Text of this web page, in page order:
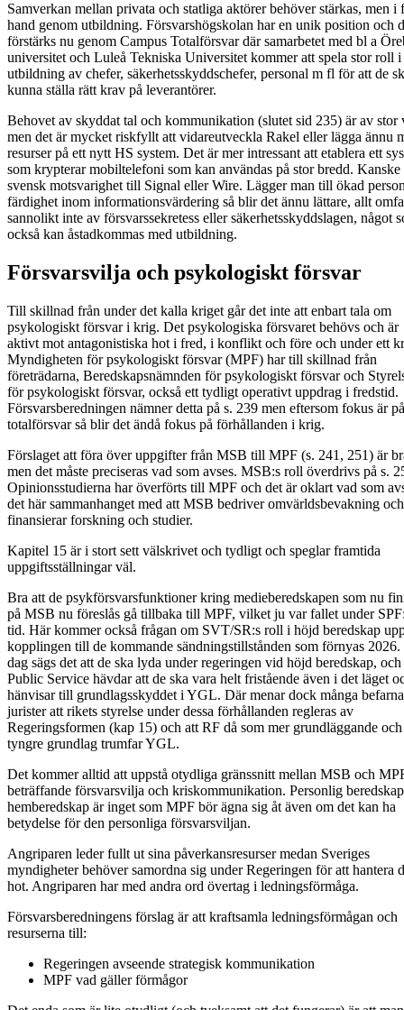
Samverkan mellan privata och statliga aktörer behöver stärkas, men i
hand genom utbildning. Försvarshögskolan har en unik position och
förstärks nu genom Campus Totalförsvar där samarbetet med bl a
universitet och Luleå Tekniska Universitet kommer att spela stor roll i
utbildning av chefer, säkerhetsskyddschefer, personal m fl för att de
kunna ställa rätt krav på leverantörer.
Behovet av skyddat tal och kommunikation (slutet sid 235) är av stor
men det är mycket riskfyllt att vidareutveckla Rakel eller lägga ännu
resurser på ett nytt HS system. Det är mer intressant att etablera ett
som krypterar mobiltelefoni som kan användas på stor bredd. Kanske
svensk motsvarighet till Signal eller Wire. Lägger man till ökad
färdighet inom informationsvärdering så blir det ännu lättare, allt
sannolikt inte av försvarssekretess eller säkerhetsskyddslagen, något
också kan åstadkommas med utbildning.
Försvarsvilja och psykologiskt försvar
Till skillnad från under det kalla kriget går det inte att enbart tala om
psykologiskt försvar i krig. Det psykologiska försvaret behövs och är
aktivt mot antagonistiska hot i fred, i konflikt och före och under ett
Myndigheten för psykologiskt försvar (MPF) har till skillnad från
företrädarna, Beredskapsnämnden för psykologiskt försvar och
för psykologiskt försvar, också ett tydligt operativt uppdrag i fredstid.
Försvarsberedningen nämner detta på s. 239 men eftersom fokus är på
totalförsvar så blir det ändå fokus på förhållanden i krig.
Förslaget att föra över uppgifter från MSB till MPF (s. 241, 251) är
men det måste preciseras vad som avses. MSB:s roll överdrivs på s.
Opinionsstudierna har överförts till MPF och det är oklart vad som
det här sammanhanget med att MSB bedriver omvärldsbevakning och
finansierar forskning och studier.
Kapitel 15 är i stort sett välskrivet och tydligt och speglar framtida
uppgiftsställningar väl.
Bra att de psykförsvarsfunktioner kring medieberedskapen som nu
på MSB nu föreslås gå tillbaka till MPF, vilket ju var fallet under
tid. Här kommer också frågan om SVT/SR:s roll i höjd beredskap
kopplingen till de kommande sändningstillstånden som förnyas 2026.
dag sägs det att de ska lyda under regeringen vid höjd beredskap, och
Public Service hävdar att de ska vara helt fristående även i det läget
hänvisar till grundlagsskyddet i YGL. Där menar dock många befarna
jurister att rikets styrelse under dessa förhållanden regleras av
Regeringsformen (kap 15) och att RF då som mer grundläggande och
tyngre grundlag trumfar YGL.
Det kommer alltid att uppstå otydliga gränssnitt mellan MSB och
beträffande försvarsvilja och kriskommunikation. Personlig
hemberedskap är inget som MPF bör ägna sig åt även om det kan ha
betydelse för den personliga försvarsviljan.
Angriparen leder fullt ut sina påverkansresurser medan Sveriges
myndigheter behöver samordna sig under Regeringen för att hantera
hot. Angriparen har med andra ord övertag i ledningsförmåga.
Försvarsberedningens förslag är att kraftsamla ledningsförmågan och
resurserna till:
Regeringen avseende strategisk kommunikation
MPF vad gäller förmågor